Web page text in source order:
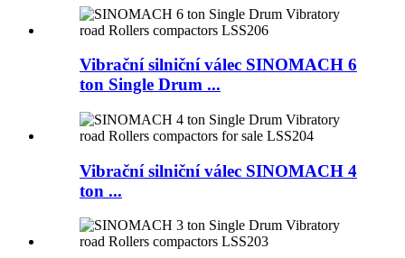
Vibrační silniční válec SINOMACH 6
ton Single Drum ...
Vibrační silniční válec SINOMACH 4
ton ...